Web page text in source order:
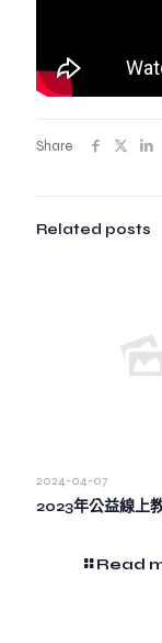
Share
Related posts
2024-04-07
2023年公益線上
Read